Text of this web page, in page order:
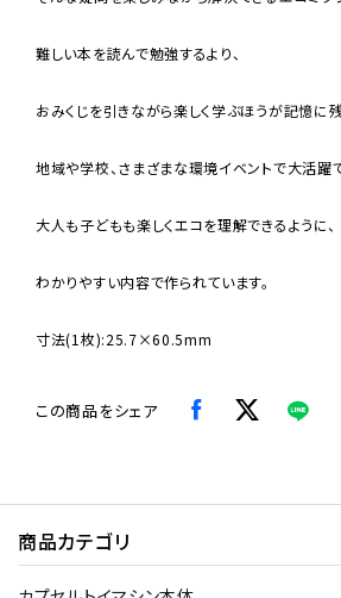
難しい本を読んで勉強するより、
おみくじを引きながら楽しく学ぶほうが記憶に
地域や学校、さまざまな環境イベントで大活躍で
大人も子どもも楽しくエコを理解できるように、
わかりやすい内容で作られています。
寸法(1枚):25.7×60.5mm
この商品をシェア
商品カテゴリ